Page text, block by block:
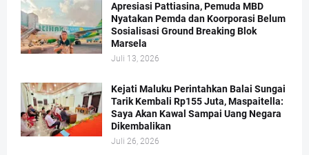
Apresiasi Pattiasina, Pemuda MBD
Nyatakan Pemda dan Koorporasi Belum
Sosialisasi Ground Breaking Blok
Marsela
Juli 13, 2026
Kejati Maluku Perintahkan Balai Sungai
Tarik Kembali Rp155 Juta, Maspaitella:
Saya Akan Kawal Sampai Uang Negara
Dikembalikan
Juli 26, 2026